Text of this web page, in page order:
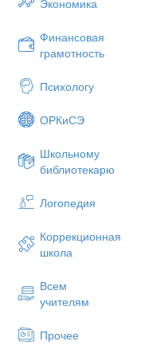
Экономика
Финансовая
грамотность
Психологу
ОРКиСЭ
Школьному
библиотекарю
Логопедия
Коррекционная
школа
Всем
учителям
Прочее